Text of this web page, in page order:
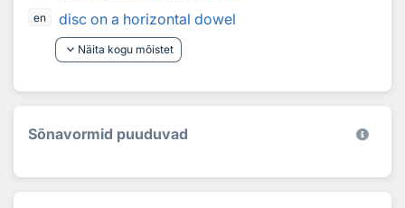
en
disc on a horizontal dowel
keyboard_arrow_down Näita kogu mõistet
Sõnavormid puuduvad